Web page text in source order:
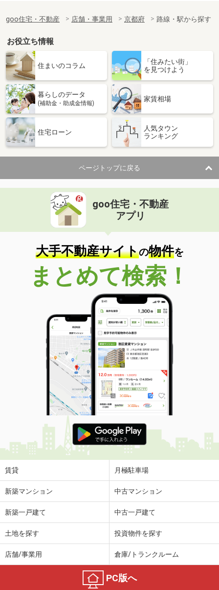
goo住宅・不動産 店舗・事業用 京都府 路線・駅から探す
お役立ち情報
住まいのコラム
「住みたい街」
を見つけよう
暮らしのデータ
(補助金・助成金情報)
家賃相場
住宅ローン
人気タウン
ランキング
ページトップに戻る
goo住宅・不動産
アプリ
大手不動産サイトの物件を
まとめて検索！
賃貸 月極駐車場
新築マンション 中古マンション
新築一戸建て 中古一戸建て
土地を探す 投資物件を探す
店舗/事業用 倉庫/トランクルーム
PC版へ